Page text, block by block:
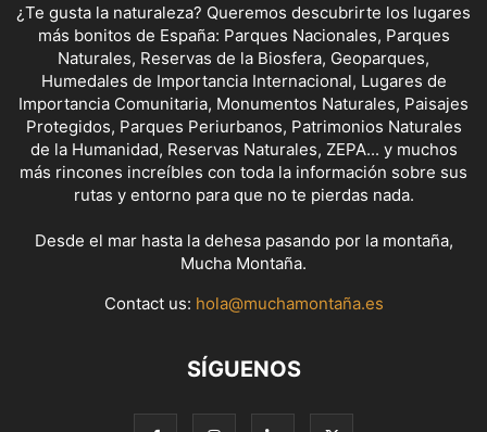
¿Te gusta la naturaleza? Queremos descubrirte los lugares
más bonitos de España: Parques Nacionales, Parques
Naturales, Reservas de la Biosfera, Geoparques,
Humedales de Importancia Internacional, Lugares de
Importancia Comunitaria, Monumentos Naturales, Paisajes
Protegidos, Parques Periurbanos, Patrimonios Naturales
de la Humanidad, Reservas Naturales, ZEPA... y muchos
más rincones increíbles con toda la información sobre sus
rutas y entorno para que no te pierdas nada.
Desde el mar hasta la dehesa pasando por la montaña,
Mucha Montaña.
Contact us: hola@muchamontaña.es
SÍGUENOS